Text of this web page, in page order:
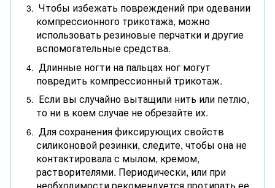
Чтобы избежать повреждений при одевании
компрессионного трикотажа, можно
использовать резиновые перчатки и другие
вспомогательные средства.
Длинные ногти на пальцах ног могут
повредить компрессионный трикотаж.
Если вы случайно вытащили нить или петлю,
то ни в коем случае не обрезайте их.
Для сохранения фиксирующих свойств
силиконовой резинки, следите, чтобы она не
контактировала с мылом, кремом,
растворителями. Периодически, или при
необходимости рекомендуется протирать ее